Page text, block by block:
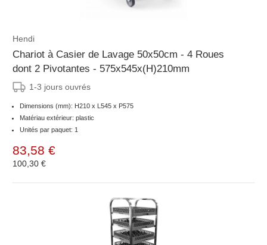
Hendi
Chariot à Casier de Lavage 50x50cm - 4 Roues
dont 2 Pivotantes - 575x545x(H)210mm
1-3 jours ouvrés
Dimensions (mm): H210 x L545 x P575
Matériau extérieur: plastic
Unités par paquet: 1
83,58 €
100,30 €